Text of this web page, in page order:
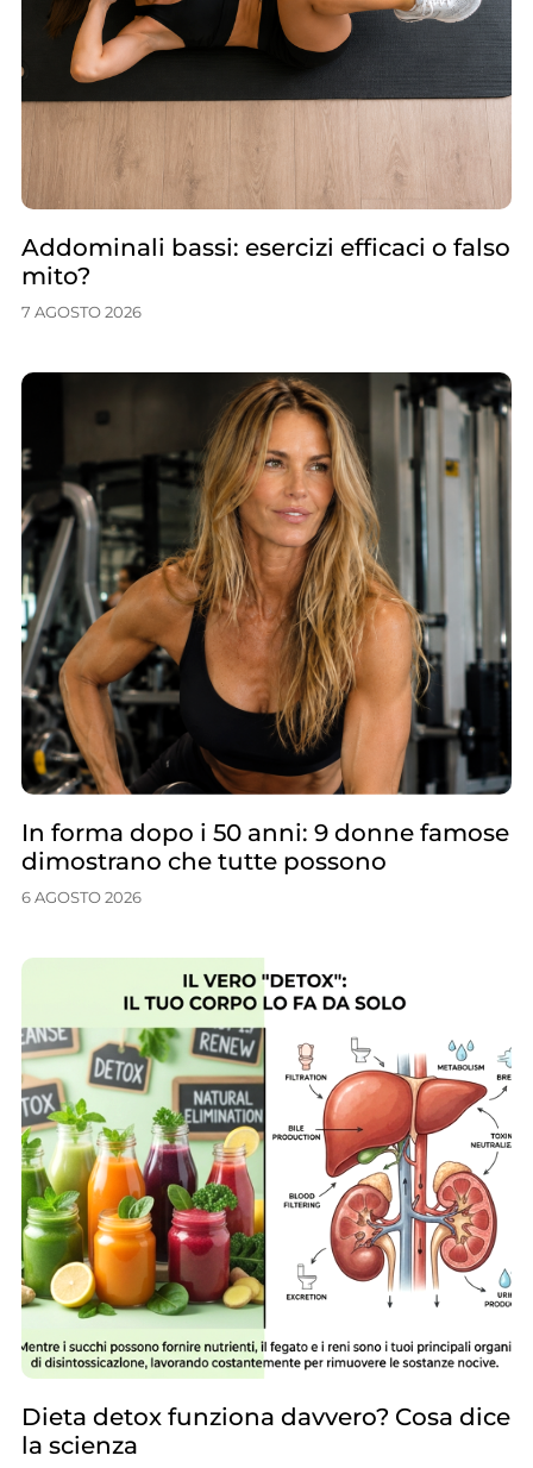
Addominali bassi: esercizi efficaci o falso
mito?
7 AGOSTO 2026
In forma dopo i 50 anni: 9 donne famose
dimostrano che tutte possono
6 AGOSTO 2026
Dieta detox funziona davvero? Cosa dice
la scienza